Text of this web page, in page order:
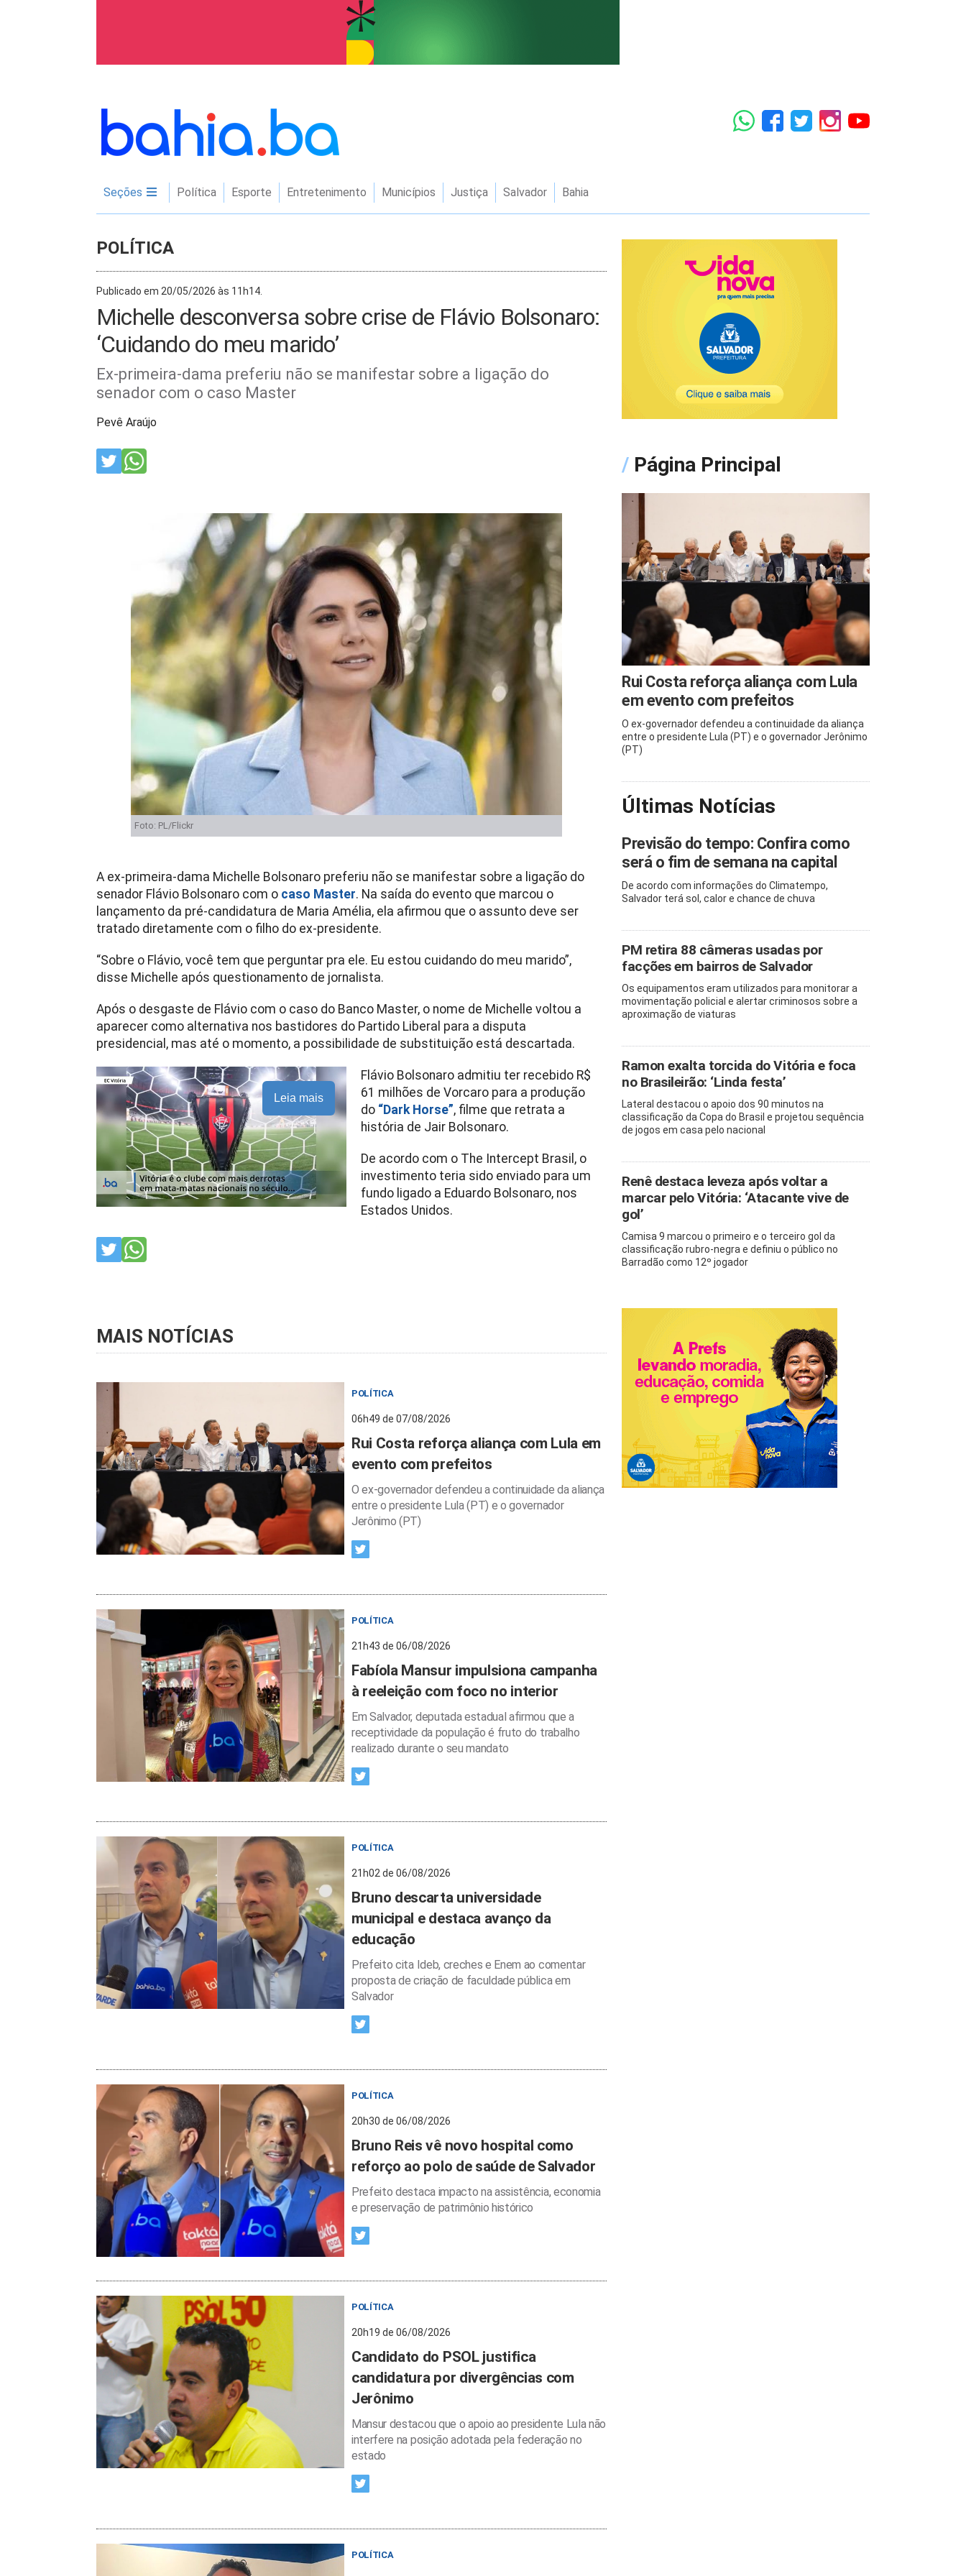
Seções Política Esporte Entretenimento Municípios Justiça Salvador Bahia
POLÍTICA
Publicado em 20/05/2026 às 11h14.
Michelle desconversa sobre crise de Flávio Bolsonaro:
‘Cuidando do meu marido’
Ex-primeira-dama preferiu não se manifestar sobre a ligação do
senador com o caso Master
Pevê Araújo
Foto: PL/Flickr
A ex-primeira-dama Michelle Bolsonaro preferiu não se manifestar sobre a ligação do
senador Flávio Bolsonaro com o caso Master. Na saída do evento que marcou o
lançamento da pré-candidatura de Maria Amélia, ela afirmou que o assunto deve ser
tratado diretamente com o filho do ex-presidente.
“Sobre o Flávio, você tem que perguntar pra ele. Eu estou cuidando do meu marido”,
disse Michelle após questionamento de jornalista.
Após o desgaste de Flávio com o caso do Banco Master, o nome de Michelle voltou a
aparecer como alternativa nos bastidores do Partido Liberal para a disputa
presidencial, mas até o momento, a possibilidade de substituição está descartada.
Leia mais
Flávio Bolsonaro admitiu ter recebido R$
61 milhões de Vorcaro para a produção
do “Dark Horse”, filme que retrata a
história de Jair Bolsonaro.
De acordo com o The Intercept Brasil, o
investimento teria sido enviado para um
fundo ligado a Eduardo Bolsonaro, nos
Estados Unidos.
MAIS NOTÍCIAS
POLÍTICA
06h49 de 07/08/2026
Rui Costa reforça aliança com Lula em
evento com prefeitos
O ex-governador defendeu a continuidade da aliança
entre o presidente Lula (PT) e o governador
Jerônimo (PT)
POLÍTICA
21h43 de 06/08/2026
Fabíola Mansur impulsiona campanha
à reeleição com foco no interior
Em Salvador, deputada estadual afirmou que a
receptividade da população é fruto do trabalho
realizado durante o seu mandato
POLÍTICA
21h02 de 06/08/2026
Bruno descarta universidade
municipal e destaca avanço da
educação
Prefeito cita Ideb, creches e Enem ao comentar
proposta de criação de faculdade pública em
Salvador
POLÍTICA
20h30 de 06/08/2026
Bruno Reis vê novo hospital como
reforço ao polo de saúde de Salvador
Prefeito destaca impacto na assistência, economia
e preservação de patrimônio histórico
POLÍTICA
20h19 de 06/08/2026
Candidato do PSOL justifica
candidatura por divergências com
Jerônimo
Mansur destacou que o apoio ao presidente Lula não
interfere na posição adotada pela federação no
estado
POLÍTICA
/ Página Principal
Rui Costa reforça aliança com Lula
em evento com prefeitos
O ex-governador defendeu a continuidade da aliança
entre o presidente Lula (PT) e o governador Jerônimo
(PT)
Últimas Notícias
Previsão do tempo: Confira como
será o fim de semana na capital
De acordo com informações do Climatempo,
Salvador terá sol, calor e chance de chuva
PM retira 88 câmeras usadas por
facções em bairros de Salvador
Os equipamentos eram utilizados para monitorar a
movimentação policial e alertar criminosos sobre a
aproximação de viaturas
Ramon exalta torcida do Vitória e foca
no Brasileirão: ‘Linda festa’
Lateral destacou o apoio dos 90 minutos na
classificação da Copa do Brasil e projetou sequência
de jogos em casa pelo nacional
Renê destaca leveza após voltar a
marcar pelo Vitória: ‘Atacante vive de
gol’
Camisa 9 marcou o primeiro e o terceiro gol da
classificação rubro-negra e definiu o público no
Barradão como 12º jogador